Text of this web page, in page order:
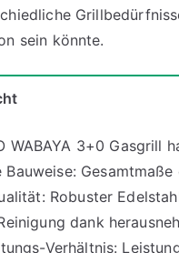
sein könnte.
WABAYA 3+0 Gasgrill
Bauweise:
Robuster
dank
Verhältnis: